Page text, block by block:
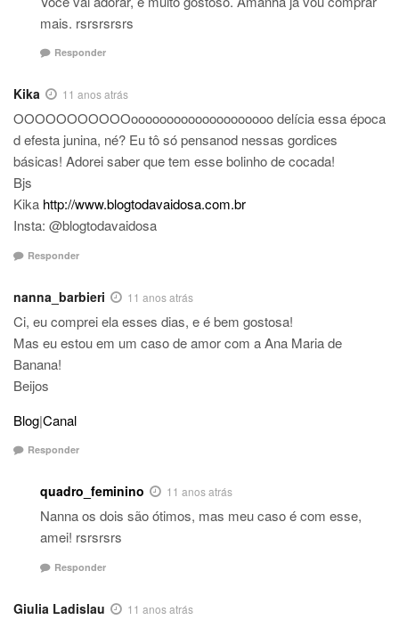
mais. rsrsrsrsrs
Responder
Kika 11 anos atrás
OOOOOOOOOOOoooooooooooooooooooo delícia essa época
d efesta junina, né? Eu tô só pensanod nessas gordices
básicas! Adorei saber que tem esse bolinho de cocada!
Bjs
Kika http://www.blogtodavaidosa.com.br
Insta: @blogtodavaidosa
Responder
nanna_barbieri 11 anos atrás
Ci, eu comprei ela esses dias, e é bem gostosa!
Mas eu estou em um caso de amor com a Ana Maria de
Banana!
Beijos
Blog|Canal
Responder
quadro_feminino 11 anos atrás
Nanna os dois são ótimos, mas meu caso é com esse,
amei! rsrsrsrs
Responder
Giulia Ladislau 11 anos atrás